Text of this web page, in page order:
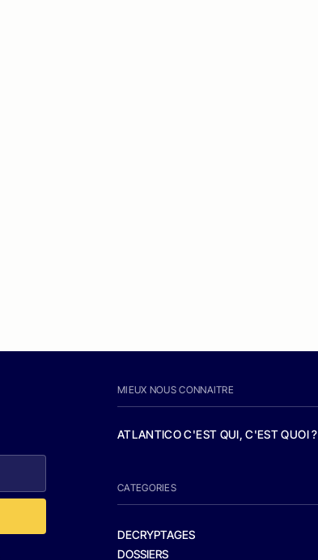
MIEUX NOUS CONNAITRE
ATLANTICO C'EST QUI, C'EST QUOI ?
CATEGORIES
DECRYPTAGES
DOSSIERS